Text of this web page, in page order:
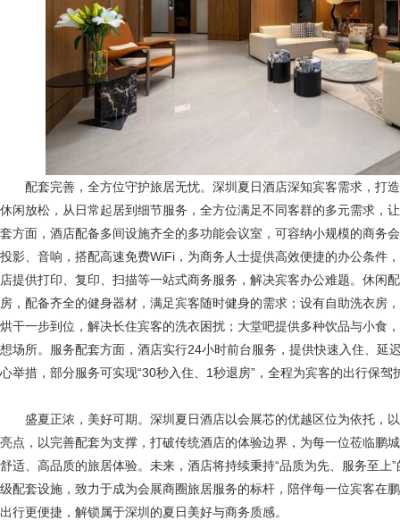
配套完善，全方位守护旅居无忧。深圳夏日酒店深知宾客需求，打
休闲放松，从日常起居到细节服务，全方位满足不同客群的多元需求，
套方面，酒店配备多间设施齐全的多功能会议室，可容纳小规模的商务
投影、音响，搭配高速免费WiFi，为商务人士提供高效便捷的办公条件
店提供打印、复印、扫描等一站式商务服务，解决宾客办公难题。休闲
房，配备齐全的健身器材，满足宾客随时健身的需求；设有自助洗衣房
烘干一步到位，解决长住宾客的洗衣困扰；大堂吧提供多种饮品与小食
想场所。服务配套方面，酒店实行24小时前台服务，提供快速入住、延
心举措，部分服务可实现“30秒入住、1秒退房”，全程为宾客的出行保驾
盛夏正浓，美好可期。深圳夏日酒店以会展芯的优越区位为依托，
亮点，以完善配套为支撑，打破传统酒店的体验边界，为每一位莅临鹏
舒适、高品质的旅居体验。未来，酒店将持续秉持“品质为先、服务至上
级配套设施，致力于成为会展商圈旅居服务的标杆，陪伴每一位宾客在
出行更便捷，解锁属于深圳的夏日美好与商务质感。